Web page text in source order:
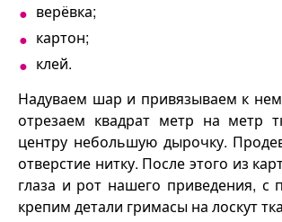
верёвка;
картон;
клей.
Надуваем шар и привязываем к
отрезаем квадрат метр на метр
центру небольшую дырочку.
отверстие нитку. После этого из
глаза и рот нашего приведения,
крепим детали гримасы на лоскут